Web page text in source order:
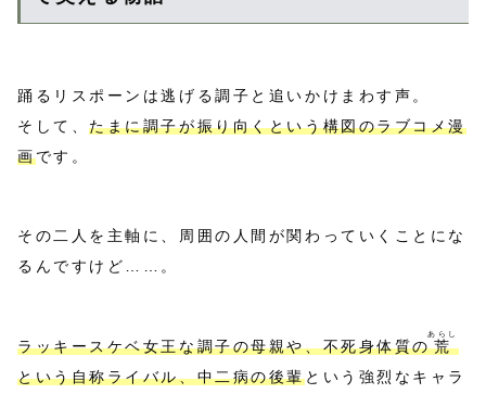
踊るリスポーンは逃げる調子と追いかけまわす声。
そして、たまに調子が振り向くという構図のラブコメ漫
画です。
その二人を主軸に、周囲の人間が関わっていくことにな
るんですけど……。
ラッキースケベ女王な調子の母親や、不死身体質の 荒
あらし
という自称ライバル、中二病の後輩という強烈なキャラ